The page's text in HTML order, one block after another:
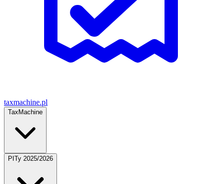
taxmachine.pl
TaxMachine
PITy 2025/2026